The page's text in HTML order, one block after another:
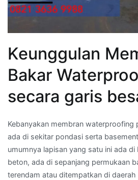
Keunggulan
Bakar
secara garis
Kebanyakan membran waterproofing
ada di sekitar pondasi serta
umumnya lapisan yang satu ini ada
beton, ada di sepanjang permukaan
terendam atau ditempatkan di